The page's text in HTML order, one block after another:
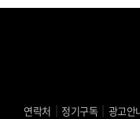
연락처 ｜ 정기구독 ｜ 광고안